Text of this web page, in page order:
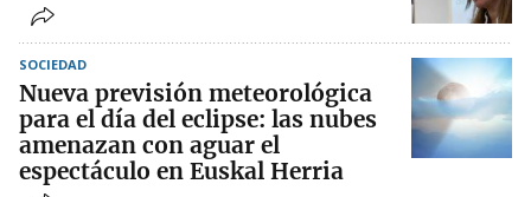
SOCIEDAD
Nueva previsión meteorológica
para el día del eclipse: las nubes
amenazan con aguar el
espectáculo en Euskal Herria